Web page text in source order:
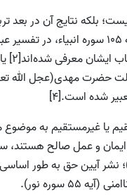
بلکه نتايج آن در بعد
از امام باقر(علیه السلام)ذيل
حضرت مهدى(عجل الله
يا غيرمستقيم به موضوع
سوره نور).